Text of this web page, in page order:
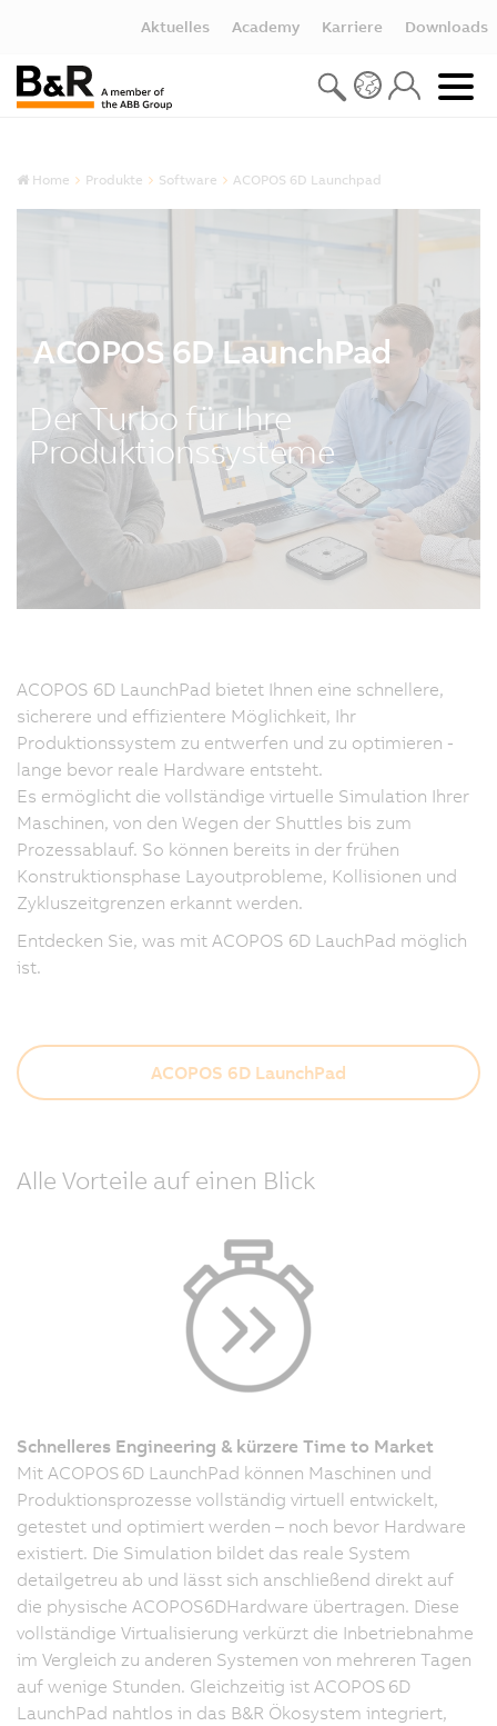
Aktuelles Academy Karriere Downloads
Home Produkte Software ACOPOS 6D Launchpad
ACOPOS 6D LaunchPad
Der Turbo für Ihre
Produktionssysteme
ACOPOS 6D LaunchPad bietet Ihnen eine schnellere,
sicherere und effizientere Möglichkeit, Ihr
Produktionssystem zu entwerfen und zu optimieren -
lange bevor reale Hardware entsteht.
Es ermöglicht die vollständige virtuelle Simulation Ihrer
Maschinen, von den Wegen der Shuttles bis zum
Prozessablauf. So können bereits in der frühen
Konstruktionsphase Layoutprobleme, Kollisionen und
Zykluszeitgrenzen erkannt werden.
Entdecken Sie, was mit ACOPOS 6D LauchPad möglich
ist.
ACOPOS 6D LaunchPad
Alle Vorteile auf einen Blick
Schnelleres Engineering & kürzere Time to Market
Mit ACOPOS 6D LaunchPad können Maschinen und
Produktionsprozesse vollständig virtuell entwickelt,
getestet und optimiert werden – noch bevor Hardware
existiert. Die Simulation bildet das reale System
detailgetreu ab und lässt sich anschließend direkt auf
die physische ACOPOS6DHardware übertragen. Diese
vollständige Virtualisierung verkürzt die Inbetriebnahme
im Vergleich zu anderen Systemen von mehreren Tagen
auf wenige Stunden. Gleichzeitig ist ACOPOS 6D
LaunchPad nahtlos in das B&R Ökosystem integriert,